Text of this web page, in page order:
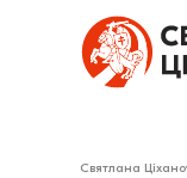
Святлана